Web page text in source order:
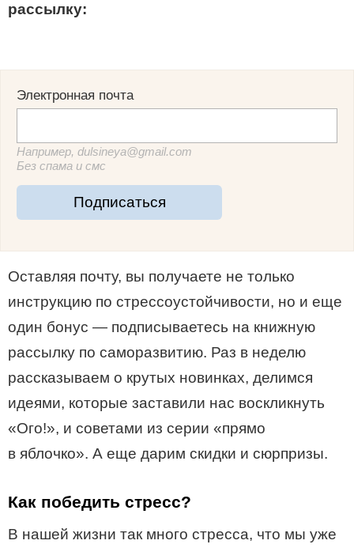
рассылку:
Электронная почта
Например, dulsineya@gmail.com
Без спама и смс
Подписаться
Оставляя почту, вы получаете не только
инструкцию по стрессоустойчивости, но и еще
один бонус — подписываетесь на книжную
рассылку по саморазвитию. Раз в неделю
рассказываем о крутых новинках, делимся
идеями, которые заставили нас воскликнуть
«Ого!», и советами из серии «прямо
в яблочко». А еще дарим скидки и сюрпризы.
Как победить стресс?
В нашей жизни так много стресса, что мы уже